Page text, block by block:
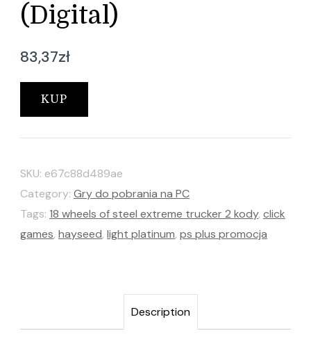
(Digital)
83,37zł
KUP
SKU: e67c88d489ae
Category: Gry do pobrania na PC
Tags: 18 wheels of steel extreme trucker 2 kody, click
games, hayseed, light platinum, ps plus promocja
Description